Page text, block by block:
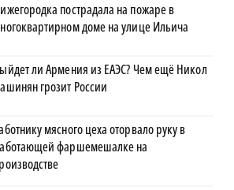
пострадала на пожаре в
доме на улице Ильича
ли Армения из ЕАЭС? Чем ещё Никол
грозит России
мясного цеха оторвало руку в
фаршемешалке на